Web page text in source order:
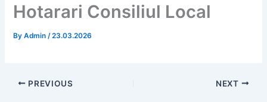
Hotarari Consiliul Local
ByAdmin/23.03.2026
PREVIOUS NEXT